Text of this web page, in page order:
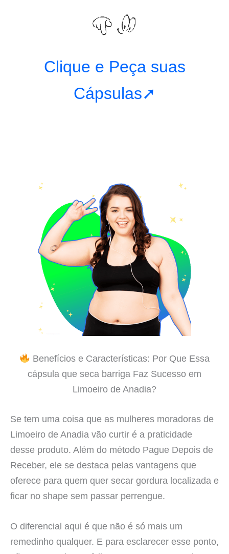
Clique e Peça suas
Cápsulas➚
Benefícios e Características: Por Que Essa
cápsula que seca barriga Faz Sucesso em
Limoeiro de Anadia?
Se tem uma coisa que as mulheres moradoras de
Limoeiro de Anadia vão curtir é a praticidade
desse produto. Além do método Pague Depois de
Receber, ele se destaca pelas vantagens que
oferece para quem quer secar gordura localizada e
ficar no shape sem passar perrengue.
O diferencial aqui é que não é só mais um
remedinho qualquer. E para esclarecer esse ponto,